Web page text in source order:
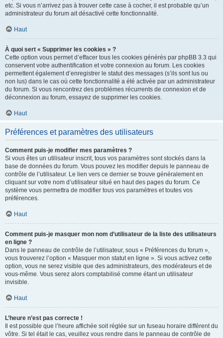
etc. Si vous n’arrivez pas à trouver cette case à cocher, il est probable qu’un
administrateur du forum ait désactivé cette fonctionnalité.
Haut
À quoi sert « Supprimer les cookies » ?
Cette option vous permet d’effacer tous les cookies générés par phpBB 3.3 qui
conservent votre authentification et votre connexion au forum. Les cookies
permettent également d’enregistrer le statut des messages (s’ils sont lus ou
non lus) dans le cas où cette fonctionnalité a été activée par un administrateur
du forum. Si vous rencontrez des problèmes récurrents de connexion et de
déconnexion au forum, essayez de supprimer les cookies.
Haut
Préférences et paramètres des utilisateurs
Comment puis-je modifier mes paramètres ?
Si vous êtes un utilisateur inscrit, tous vos paramètres sont stockés dans la
base de données du forum. Vous pouvez les modifier depuis le panneau de
contrôle de l’utilisateur. Le lien vers ce dernier se trouve généralement en
cliquant sur votre nom d’utilisateur situé en haut des pages du forum. Ce
système vous permettra de modifier tous vos paramètres et toutes vos
préférences.
Haut
Comment puis-je masquer mon nom d’utilisateur de la liste des utilisateurs
en ligne ?
Dans le panneau de contrôle de l’utilisateur, sous « Préférences du forum »,
vous trouverez l’option « Masquer mon statut en ligne ». Si vous activez cette
option, vous ne serez visible que des administrateurs, des modérateurs et de
vous-même. Vous serez alors comptabilisé comme étant un utilisateur
invisible.
Haut
L’heure n’est pas correcte !
Il est possible que l’heure affichée soit réglée sur un fuseau horaire différent du
vôtre. Si tel était le cas, veuillez vous rendre dans le panneau de contrôle de